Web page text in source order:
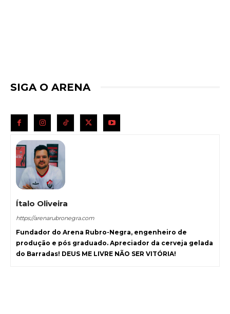
SIGA O ARENA
Ítalo Oliveira
https://arenarubronegra.com
Fundador do Arena Rubro-Negra, engenheiro de
produção e pós graduado. Apreciador da cerveja gelada
do Barradas! DEUS ME LIVRE NÃO SER VITÓRIA!